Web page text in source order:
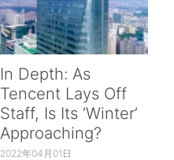
In Depth: As
Tencent Lays Off
Staff, Is Its ‘Winter’
Approaching?
2022年04月01日